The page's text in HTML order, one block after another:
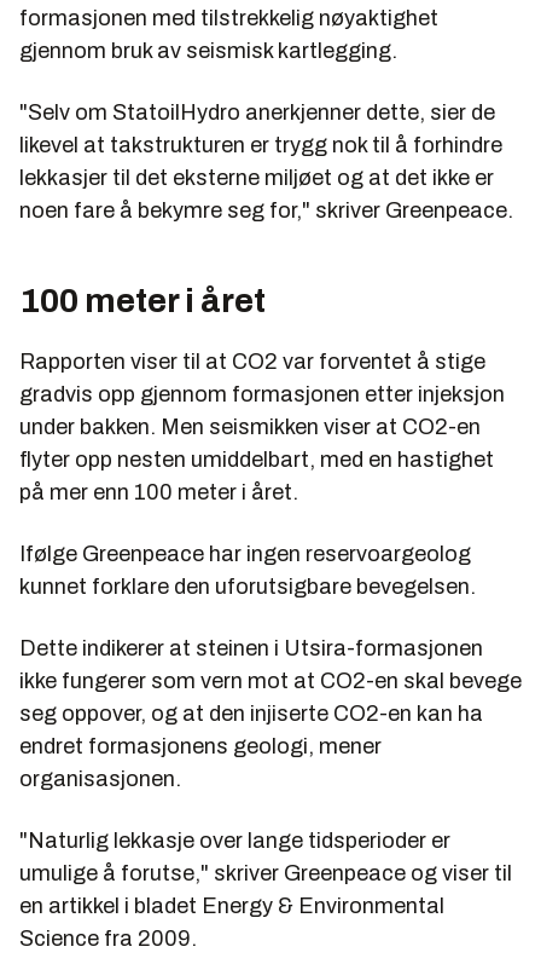
formasjonen med tilstrekkelig nøyaktighet
gjennom bruk av seismisk kartlegging.
"Selv om StatoilHydro anerkjenner dette, sier de
likevel at takstrukturen er trygg nok til å forhindre
lekkasjer til det eksterne miljøet og at det ikke er
noen fare å bekymre seg for," skriver Greenpeace.
100 meter i året
Rapporten viser til at CO2 var forventet å stige
gradvis opp gjennom formasjonen etter injeksjon
under bakken. Men seismikken viser at CO2-en
flyter opp nesten umiddelbart, med en hastighet
på mer enn 100 meter i året.
Ifølge Greenpeace har ingen reservoargeolog
kunnet forklare den uforutsigbare bevegelsen.
Dette indikerer at steinen i Utsira-formasjonen
ikke fungerer som vern mot at CO2-en skal bevege
seg oppover, og at den injiserte CO2-en kan ha
endret formasjonens geologi, mener
organisasjonen.
"Naturlig lekkasje over lange tidsperioder er
umulige å forutse," skriver Greenpeace og viser til
en artikkel i bladet Energy & Environmental
Science fra 2009.